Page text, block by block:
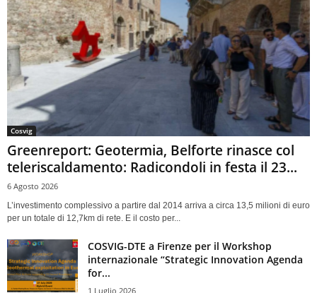
Cosvig
Greenreport: Geotermia, Belforte rinasce col
teleriscaldamento: Radicondoli in festa il 23...
6 Agosto 2026
L’investimento complessivo a partire dal 2014 arriva a circa 13,5 milioni di euro
per un totale di 12,7km di rete. E il costo per...
COSVIG-DTE a Firenze per il Workshop
internazionale “Strategic Innovation Agenda
for...
1 Luglio 2026